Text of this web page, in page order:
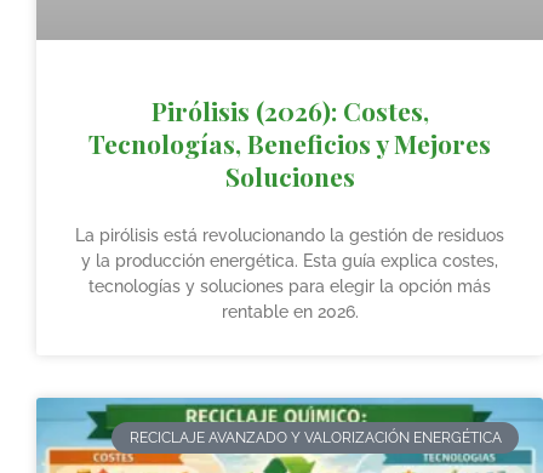
Pirólisis (2026): Costes,
Tecnologías, Beneficios y Mejores
Soluciones
La pirólisis está revolucionando la gestión de residuos
y la producción energética. Esta guía explica costes,
tecnologías y soluciones para elegir la opción más
rentable en 2026.
RECICLAJE AVANZADO Y VALORIZACIÓN ENERGÉTICA